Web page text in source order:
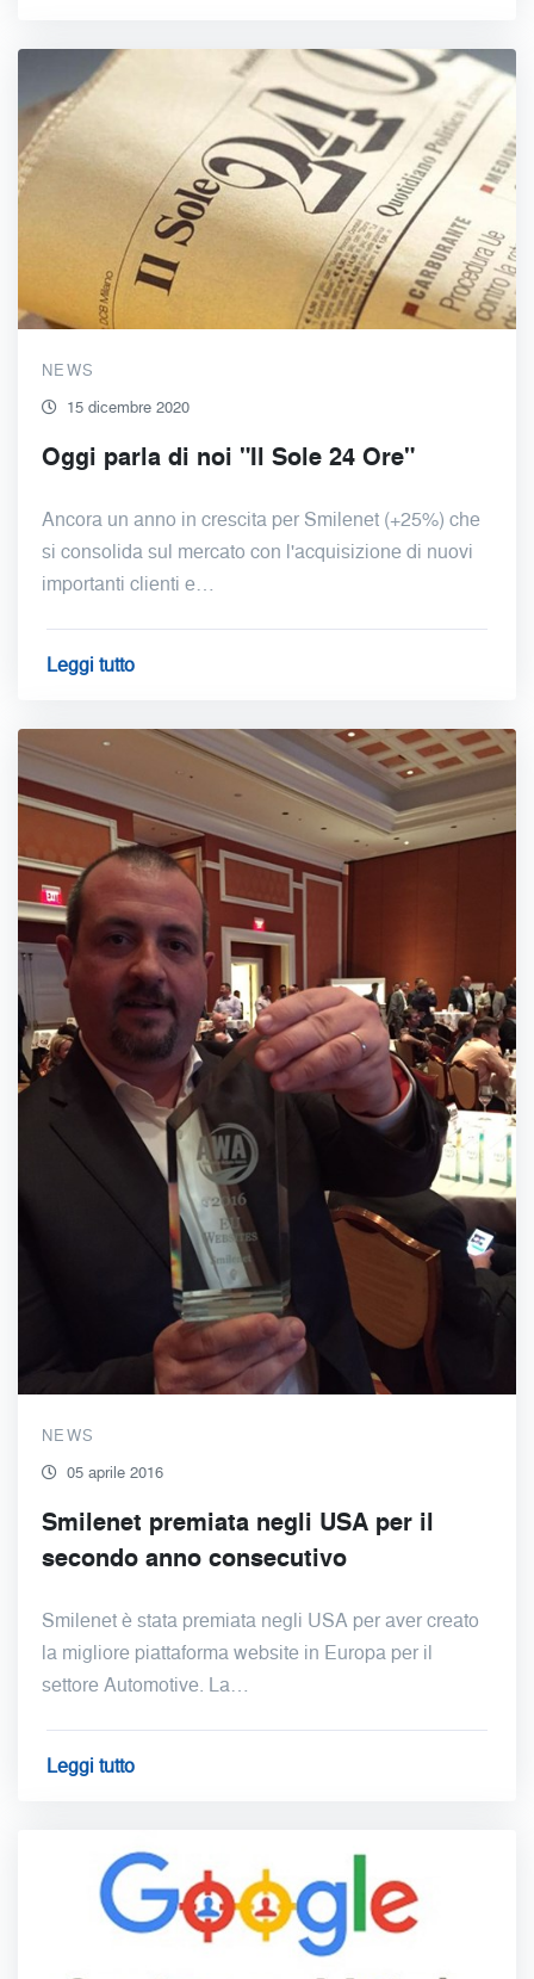
NEWS
15 dicembre 2020
Oggi parla di noi "Il Sole 24 Ore"
Ancora un anno in crescita per Smilenet (+25%) che
si consolida sul mercato con l'acquisizione di nuovi
importanti clienti e…
Leggi tutto
NEWS
05 aprile 2016
Smilenet premiata negli USA per il
secondo anno consecutivo
Smilenet è stata premiata negli USA per aver creato
la migliore piattaforma website in Europa per il
settore Automotive. La…
Leggi tutto